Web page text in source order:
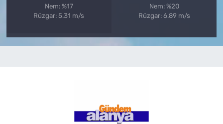
Nem: %17
Rüzgar: 5.31 m/s
Nem: %20
Rüzgar: 6.89 m/s